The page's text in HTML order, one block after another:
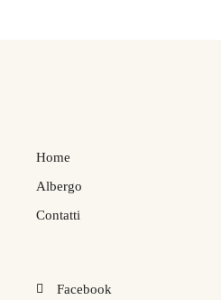
Home
Albergo
Contatti
Facebook